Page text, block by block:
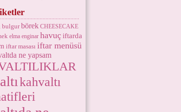
bulgur börek CHEESECAKE
elma enginar havuçiftarda
iftar masası iftar menüsü
ne yapsam
kahvaltı